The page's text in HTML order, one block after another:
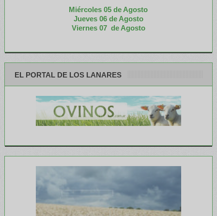
Miércoles 05 de Agosto
Jueves 06 de Agosto
Viernes 07 de Agosto
EL PORTAL DE LOS LANARES